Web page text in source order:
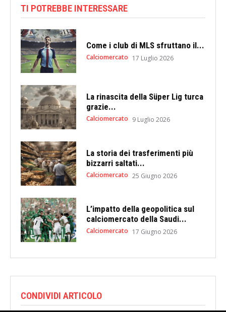
TI POTREBBE INTERESSARE
Come i club di MLS sfruttano il...
Calciomercato 17 Luglio 2026
La rinascita della Süper Lig turca
grazie...
Calciomercato 9 Luglio 2026
La storia dei trasferimenti più
bizzarri saltati...
Calciomercato 25 Giugno 2026
L’impatto della geopolitica sul
calciomercato della Saudi...
Calciomercato 17 Giugno 2026
CONDIVIDI ARTICOLO